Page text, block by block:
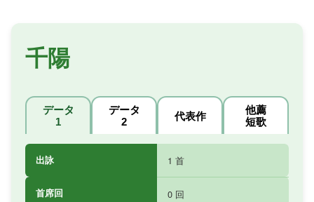
千陽
データ
1
データ
2
代表作
他薦
短歌
出詠 1 首
首席回 0 回